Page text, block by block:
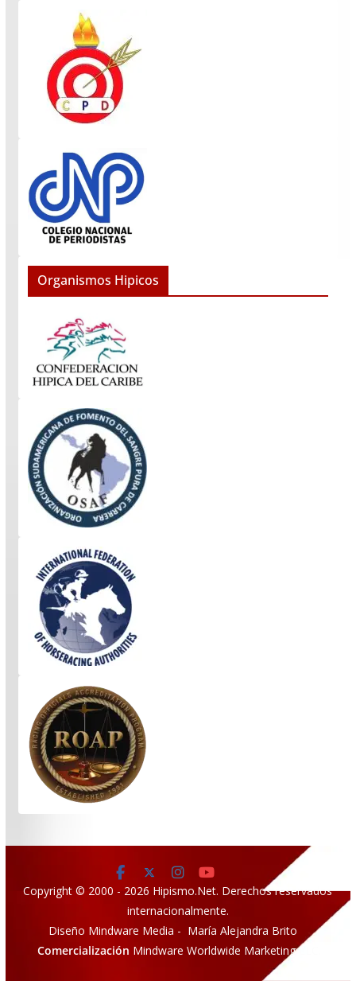
Organismos Hipicos
Copyright © 2000 - 2026 Hipismo.Net. Derechos reservados
internacionalmente.
Diseño Mindware Media - María Alejandra Brito
Comercialización Mindware Worldwide Marketing LLC.